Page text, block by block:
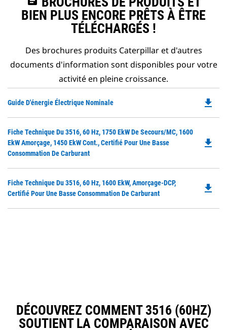
BIEN PLUS ENCORE PRÊTS À ÊTRE
TÉLÉCHARGÉS !
Des brochures produits Caterpillar et d'autres
documents d'information sont disponibles pour votre
activité en pleine croissance.
Guide D'énergie Électrique Nominale file_download
Fiche Technique Du 3516, 60 Hz, 1750 EkW De Secours/MC, 1600
EkW Amorçage, 1450 EkW Cont., Certifié Pour Une Basse
Consommation De Carburant
file_download
Fiche Technique Du 3516, 60 Hz, 1600 EkW, Amorçage-DCP,
Certifié Pour Une Basse Consommation De Carburant
file_download
DÉCOUVREZ COMMENT 3516 (60HZ)
SOUTIENT LA COMPARAISON AVEC